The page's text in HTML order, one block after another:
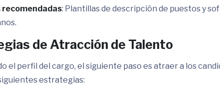
: Plantillas de descripción de puestos y
de Atracción de Talento
el perfil del cargo, el siguiente paso es atraer a los
estrategias: